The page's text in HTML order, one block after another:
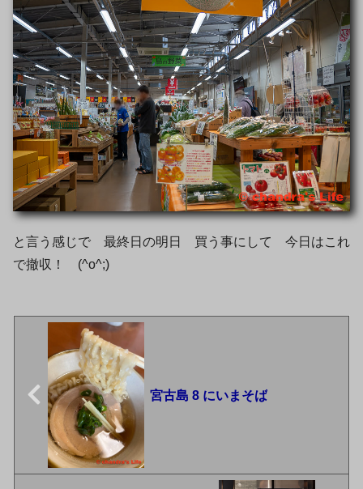
と言う感じで 最終日の明日 買う事にして 今日はこれ
で撤収！ (^o^;)
宮古島 8 にいまそば